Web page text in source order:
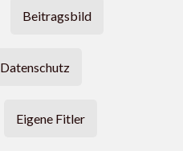
Beitragsbild
Datenschutz
Eigene Fitler